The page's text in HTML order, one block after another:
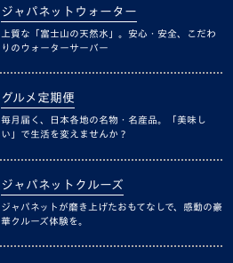
ジャパネットウォーター
上質な「富士山の天然水」。安心・安全、こだわ
りのウォーターサーバー
グルメ定期便
毎月届く、日本各地の名物・名産品。「美味し
い」で生活を変えませんか？
ジャパネットクルーズ
ジャパネットが磨き上げたおもてなしで、感動の豪
華クルーズ体験を。